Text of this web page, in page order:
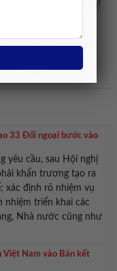
ĐHĐCĐ
Đình Giấy
Thường
33 Đối ngoại bước vào
yêu cầu, sau Hội nghị
khẩn trương tạo ra
xác định rõ nhiệm vụ
nhiệm triển khai các
Nhà nước cũng như
Việt Nam vào Bán kết